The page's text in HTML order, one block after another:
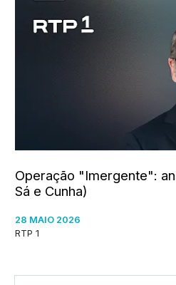
Operação "Imergente":
Sá e Cunha)
28 MAIO 2026
RTP 1